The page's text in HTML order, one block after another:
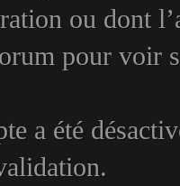
ou dont
pour voir
a été